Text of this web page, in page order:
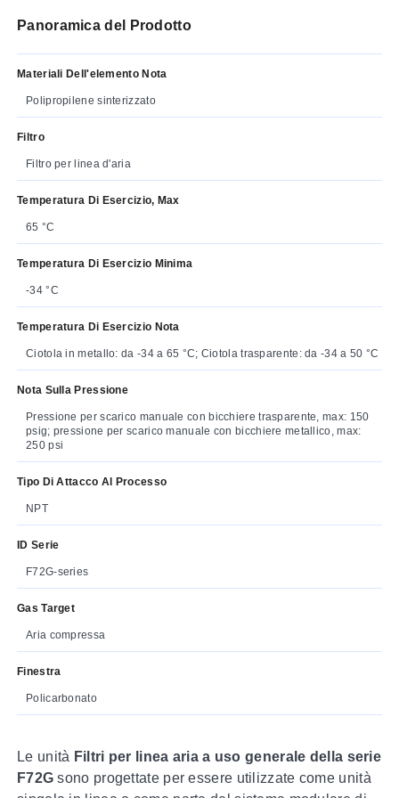
Panoramica del Prodotto
Materiali Dell'elemento Nota
Polipropilene sinterizzato
Filtro
Filtro per linea d'aria
Temperatura Di Esercizio, Max
65 °C
Temperatura Di Esercizio Minima
-34 °C
Temperatura Di Esercizio Nota
Ciotola in metallo: da -34 a 65 °C; Ciotola trasparente: da -34 a 50 °C
Nota Sulla Pressione
Pressione per scarico manuale con bicchiere trasparente, max: 150
psig; pressione per scarico manuale con bicchiere metallico, max:
250 psi
Tipo Di Attacco Al Processo
NPT
ID Serie
F72G-series
Gas Target
Aria compressa
Finestra
Policarbonato
Le unità Filtri per linea aria a uso generale della serie
F72G sono progettate per essere utilizzate come unità